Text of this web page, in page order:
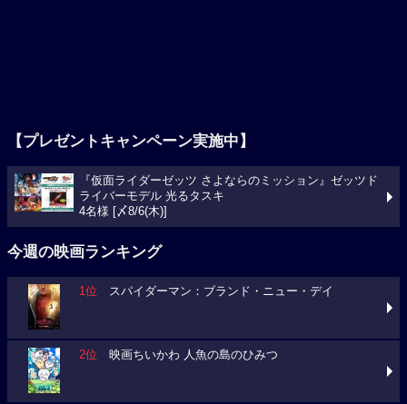
【プレゼントキャンペーン実施中】
『仮面ライダーゼッツ さよならのミッション』ゼッツド
ライバーモデル 光るタスキ
4名様 [〆8/6(木)]
今週の映画ランキング
1位 スパイダーマン：ブランド・ニュー・デイ
2位 映画ちいかわ 人魚の島のひみつ